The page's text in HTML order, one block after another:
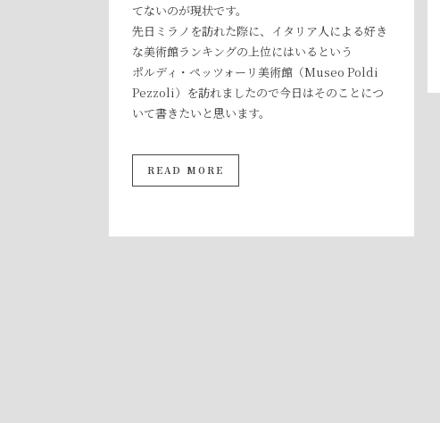
てないのが現状です。
先日ミラノを訪れた際に、イタリア人による好き
な美術館ランキングの上位にはいるという
ポルディ・ペッツォーリ美術館（Museo Poldi
Pezzoli）を訪れましたので今日はそのことにつ
いて書きたいと思います。
READ MORE